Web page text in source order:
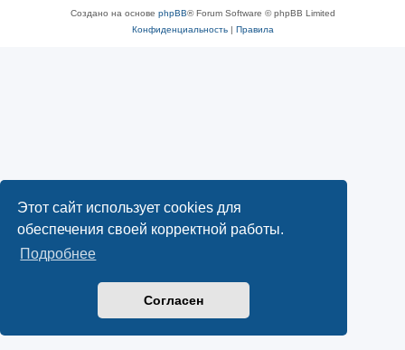
Этот сайт использует cookies для
обеспечения своей корректной работы.
Подробнее
Согласен
Создано на основе phpBB® Forum Software © phpBB Limited
Конфиденциальность| Правила